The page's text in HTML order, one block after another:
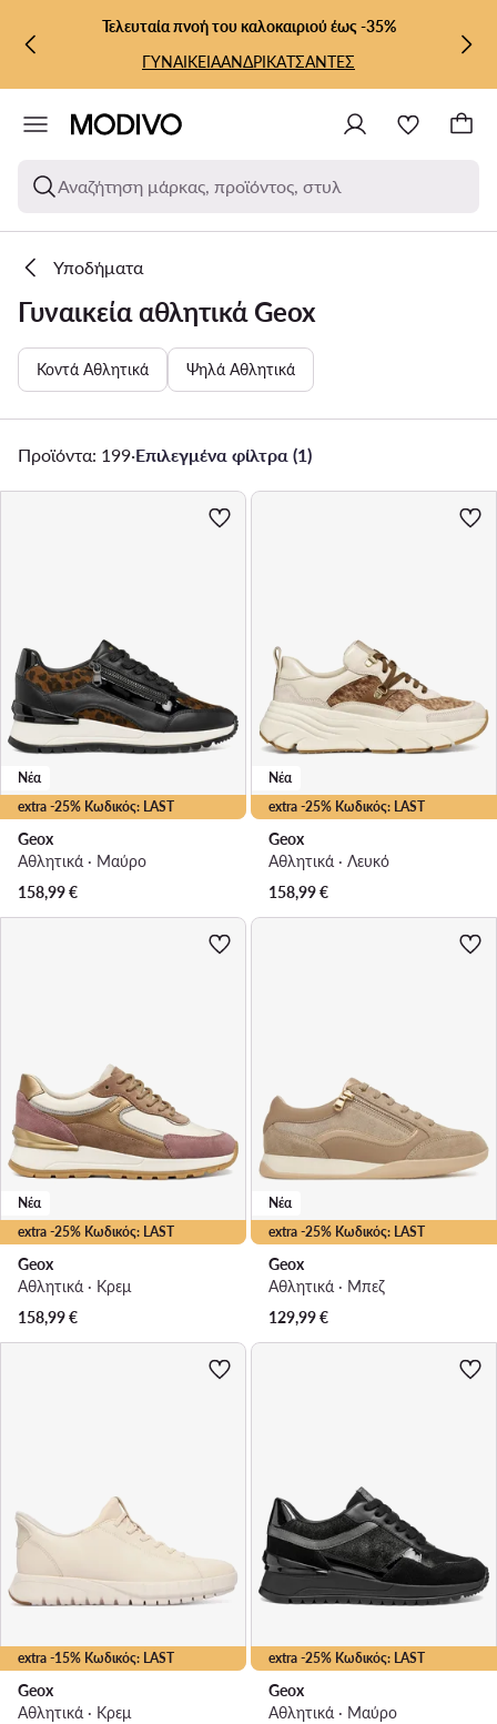
ΜΕΤΆΒΑΣΗ ΣΤΟ ΚΎΡΙΟ ΠΕΡΙΕΧΌΜΕΝΟ
ΜΕΤΆΒΑΣΗ ΣΤΗΝ ΑΝΑΖΉΤΗΣΗ
Τελευταία πνοή του καλοκαιριού έως -35%
ΓΥΝΑΙΚΕΙΑΑΝΔΡΙΚΑΤΣΑΝΤΕΣ
Αναζήτηση μάρκας, προϊόντος, στυλ
Υποδήματα
Γυναικεία αθλητικά Geox
Κοντά Αθλητικά Ψηλά Αθλητικά
Προϊόντα: 199·Επιλεγμένα φίλτρα (1)
extra -25% Κωδικός: LAST
Νέα
Geox
Αθλητικά · Μαύρο
158,99€
extra -25% Κωδικός: LAST
Νέα
Geox
Αθλητικά · Λευκό
158,99€
extra -25% Κωδικός: LAST
Νέα
Geox
Αθλητικά · Κρεμ
158,99€
extra -25% Κωδικός: LAST
Νέα
Geox
Αθλητικά · Μπεζ
129,99€
extra -15% Κωδικός: LAST
Geox
Αθλητικά · Κρεμ
extra -25% Κωδικός: LAST
Geox
Αθλητικά · Μαύρο